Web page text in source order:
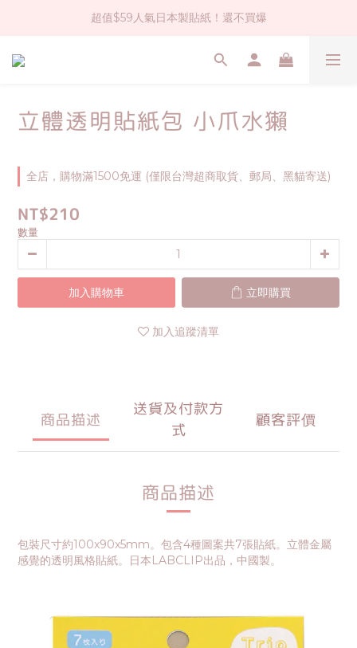
社群大人氣！各種有趣的打洞器
超值$59人氣日本製貼紙！還不買爆
全店$1500免運(台灣地區)
立體透明貼紙包 小爪水獺
全店，購物滿1500免運 (僅限台灣超商取貨、郵局、黑貓寄送)
NT$210
數量
加入購物車 立即購買
加入追蹤清單
商品描述
送貨及付款方
式
顧客評價
商品描述
包裝尺寸約100x90x5mm。包含4種圖案共7張貼紙。立體金屬
感覺的透明風格貼紙。日本LABCLIP出品，中國製。